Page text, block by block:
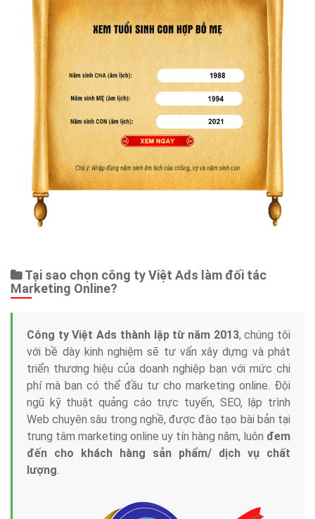
Tại sao chọn công ty Việt Ads làm đối tác
Marketing Online?
Công ty Việt Ads thành lập từ năm 2013, chúng tôi
với bề dày kinh nghiệm sẽ tư vấn xây dựng và phát
triển thương hiệu của doanh nghiệp bạn với mức chi
phí mà bạn có thể đầu tư cho marketing online. Đội
ngũ kỹ thuật quảng cáo trực tuyến, SEO, lập trình
Web chuyên sâu trong nghề, được đào tạo bài bản tại
trung tâm marketing online uy tín hàng năm, luôn đem
đến cho khách hàng sản phẩm/ dịch vụ chất
lượng.